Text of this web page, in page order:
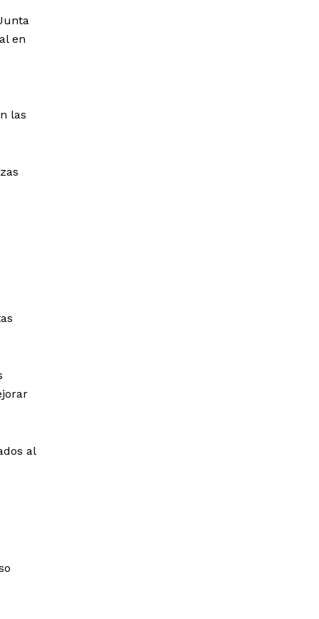
en
las
al